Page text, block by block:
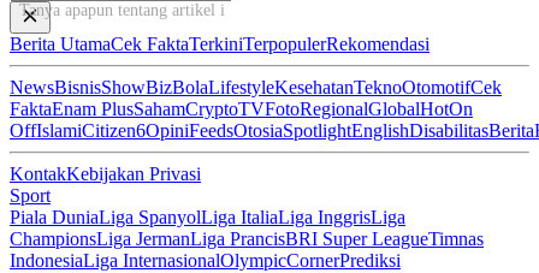
Tanya apapun tentang artikel ini...
Berita UtamaCek FaktaTerkiniTerpopulerRekomendasi
NewsBisnisShowBizBolaLifestyleKesehatanTeknoOtomotifCek
FaktaEnam PlusSahamCryptoTVFotoRegionalGlobalHotOn
OffIslamiCitizen6OpiniFeedsOtosiaSpotlightEnglishDisabilitasBerita
KontakKebijakan Privasi
Sport
Piala DuniaLiga SpanyolLiga ItaliaLiga InggrisLiga
ChampionsLiga JermanLiga PrancisBRI Super LeagueTimnas
IndonesiaLiga InternasionalOlympicCornerPrediksi